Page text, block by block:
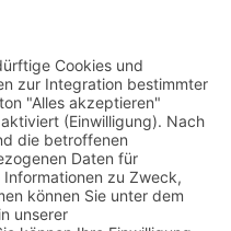
und nach den
zu fragen.
Dach:
und Hotels